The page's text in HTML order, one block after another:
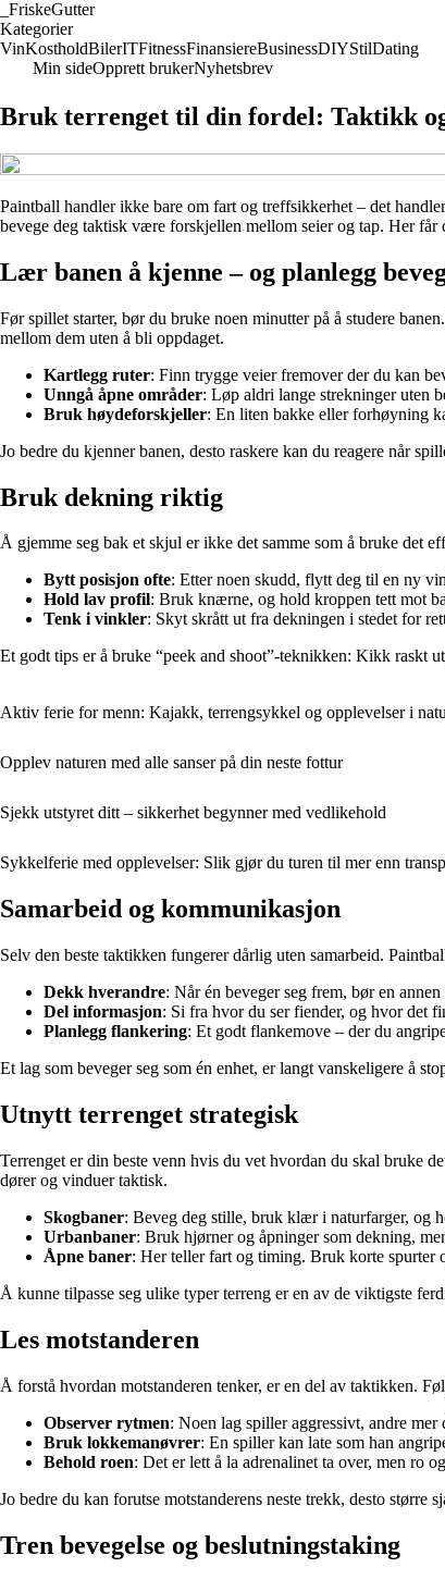
FriskeGutter
Kategorier
VinKostholdBilerITFitnessFinansiereBusinessDIYStilDating
Min sideOpprett brukerNyhetsbrev
Bruk terrenget til din fordel: Taktikk
Paintball handler ikke bare om fart og treffsikkerhet – det
bevege deg taktisk være forskjellen mellom seier og tap. Her
Lær banen å kjenne – og planlegg
Før spillet starter, bør du bruke noen minutter på å studere
mellom dem uten å bli oppdaget.
Kartlegg ruter: Finn trygge veier fremover der du kan
Unngå åpne områder: Løp aldri lange strekninger uten
Bruk høydeforskjeller: En liten bakke eller forhøyning
Jo bedre du kjenner banen, desto raskere kan du reagere når
Bruk dekning riktig
Å gjemme seg bak et skjul er ikke det samme som å bruke det
Bytt posisjon ofte: Etter noen skudd, flytt deg til en ny
Hold lav profil: Bruk knærne, og hold kroppen tett mot
Tenk i vinkler: Skyt skrått ut fra dekningen i stedet for
Et godt tips er å bruke “peek and shoot”-teknikken: Kikk raskt
Aktiv ferie for menn: Kajakk, terrengsykkel og opplevelser i
Opplev naturen med alle sanser på din neste fottur
Sjekk utstyret ditt – sikkerhet begynner med vedlikehold
Sykkelferie med opplevelser: Slik gjør du turen til mer enn
Samarbeid og kommunikasjon
Selv den beste taktikken fungerer dårlig uten samarbeid.
Dekk hverandre: Når én beveger seg frem, bør en
Del informasjon: Si fra hvor du ser fiender, og hvor det
Planlegg flankering: Et godt flankemove – der du
Et lag som beveger seg som én enhet, er langt vanskeligere å
Utnytt terrenget strategisk
Terrenget er din beste venn hvis du vet hvordan du skal bruke
dører og vinduer taktisk.
Skogbaner: Beveg deg stille, bruk klær i naturfarger, og
Urbanbaner: Bruk hjørner og åpninger som dekning,
Åpne baner: Her teller fart og timing. Bruk korte spurter
Å kunne tilpasse seg ulike typer terreng er en av de viktigste
Les motstanderen
Å forstå hvordan motstanderen tenker, er en del av taktikken.
Observer rytmen: Noen lag spiller aggressivt, andre mer
Bruk lokkemanøvrer: En spiller kan late som han
Behold roen: Det er lett å la adrenalinet ta over, men ro
Jo bedre du kan forutse motstanderens neste trekk, desto større
Tren bevegelse og beslutningstaking